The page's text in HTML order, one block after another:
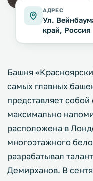
АДРЕС
Ул.
край, Россия
Башня
самых главных
представляет
максимально
расположена в
многоэтажного
разрабатывал
Демирханов. В